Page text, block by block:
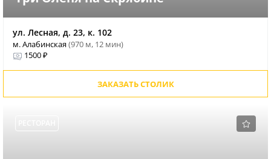
ул. Лесная, д. 23, к. 102
м. Алабинская(970 м, 12 мин)
1500 ₽
ЗАКАЗАТЬ СТОЛИК